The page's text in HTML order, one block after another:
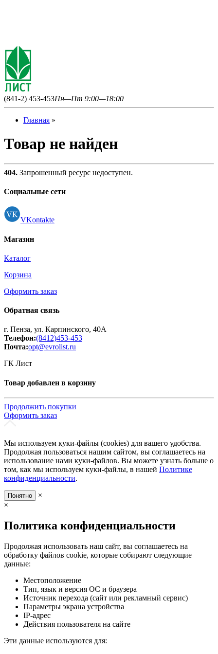
(841-2) 453-453Пн—Пт 9:00—18:00
Главная »
Товар не найден
404. Запрошенный ресурс недоступен.
Социальные сети
VKontakte
Магазин
Каталог
Корзина
Оформить заказ
Обратная связь
г. Пенза, ул. Карпинского, 40А
Телефон:(8412)453-453
Почта:opt@evrolist.ru
ГК Лист
Товар добавлен в корзину
Продолжить покупки
Оформить заказ
Мы используем куки-файлы (cookies) для вашего удобства.
Продолжая пользоваться нашим сайтом, вы соглашаетесь на
использование нами куки-файлов. Вы можете узнать больше о
том, как мы используем куки-файлы, в нашей Политике
конфиденциальности.
Понятно
×
×
Политика конфиденциальности
Продолжая использовать наш сайт, вы соглашаетесь на
обработку файлов cookie, которые собирают следующие
данные:
Местоположение
Тип, язык и версия ОС и браузера
Источник перехода (сайт или рекламный сервис)
Параметры экрана устройства
IP-адрес
Действия пользователя на сайте
Эти данные используются для: